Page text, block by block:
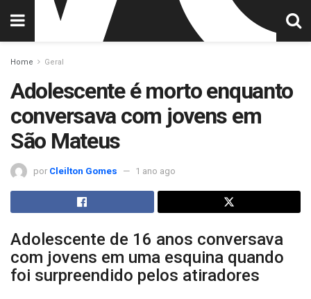
Home Geral
Adolescente é morto enquanto
conversava com jovens em
São Mateus
por Cleilton Gomes 1 ano ago
Adolescente de 16 anos conversava
com jovens em uma esquina quando
foi surpreendido pelos atiradores